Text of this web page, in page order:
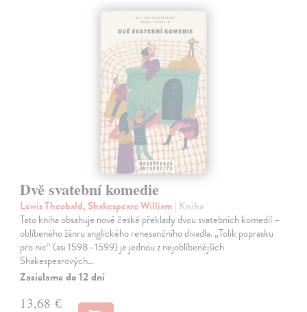
Dvě svatební komedie
Lewis Theobald, Shakespeare William | Kniha
Tato kniha obsahuje nové české překlady dvou svatebních komedií –
oblíbeného žánru anglického renesančního divadla. „Tolik poprasku
pro nic“ (asi 1598–1599) je jednou z nejoblíbenějších
Shakespearových…
Zasielame do 12 dní
13,68 €